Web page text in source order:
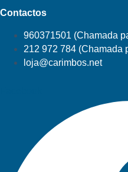
Contactos
960371501 (Chamada
212 972 784 (Chamada
loja@carimbos.net